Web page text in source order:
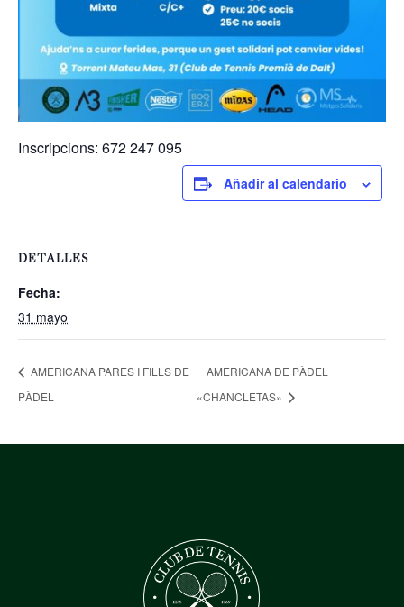
Inscripcions: 672 247 095
Añadir al calendario
DETALLES
Fecha:
31 mayo
AMERICANA PARES I FILLS DE
PÀDEL
AMERICANA DE PÀDEL
«CHANCLETAS»